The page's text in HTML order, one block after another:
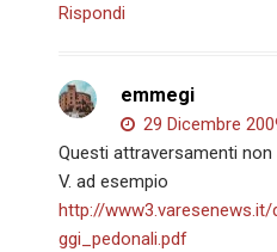
Rispondi
emmegi
29 Dicembre
Questi attraversamenti
V. ad esempio
http://
ggi_pedonali.pdf